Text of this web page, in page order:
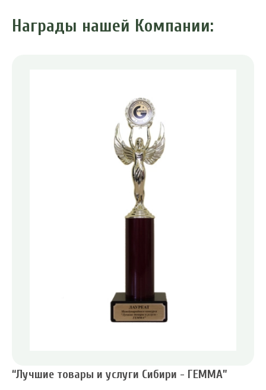
Награды нашей Компании:
“Лучшие товары и услуги Сибири - ГЕММА”